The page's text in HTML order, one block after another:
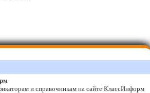
и справочникам на сайте КлассИнформ